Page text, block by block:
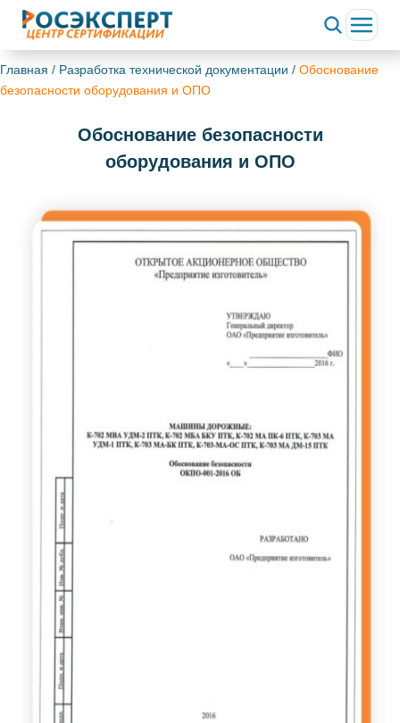
Главная / Разработка технической документации / Обоснование
безопасности оборудования и ОПО
Обоснование безопасности
оборудования и ОПО